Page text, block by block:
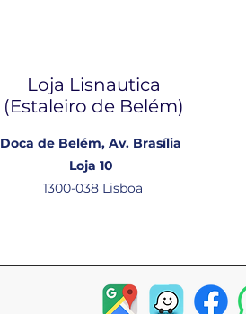
Loja Lisnautica
(Estaleiro de Belém​)
Doca de Belém, Av. Brasília
Loja 10
1300-038 Lisboa